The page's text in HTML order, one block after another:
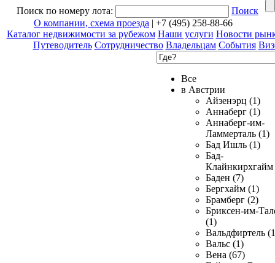
Поиск по номеру лота:
Поиск
О компании, схема проезда | +7 (495) 258-88-66
Каталог недвижимости за рубежом Наши услуги Новости
Путеводитель Сотрудничество Владельцам События
Все
в Австрии
Айзенэрц (1)
Аннаберг (1)
Аннаберг-им-
Ламмерталь (1)
Бад Ишль (1)
Бад-
Клайнкирхгайм
Баден (7)
Бергхайм (1)
Брамберг (2)
Бриксен-им-
(1)
Вальдфиртель
Вальс (1)
Вена (67)